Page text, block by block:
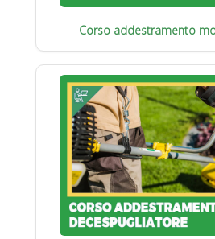
Corso addestramento